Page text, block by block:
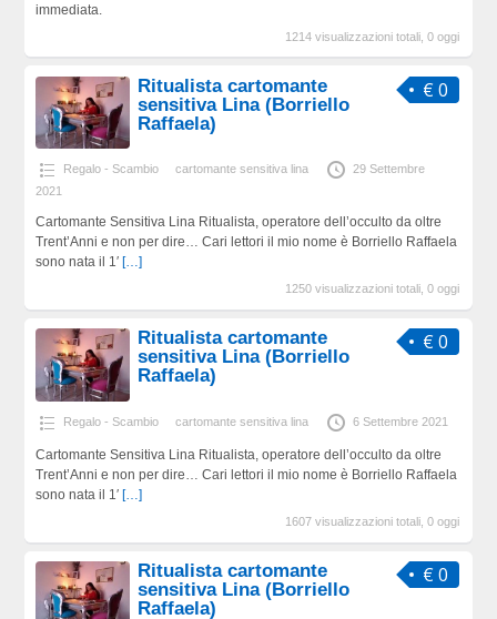
immediata.
1214 visualizzazioni totali, 0 oggi
€ 0
Ritualista cartomante
sensitiva Lina (Borriello
Raffaela)
Regalo - Scambio cartomante sensitiva lina
29 Settembre
2021
Cartomante Sensitiva Lina Ritualista, operatore dell’occulto da oltre
Trent’Anni e non per dire… Cari lettori il mio nome è Borriello Raffaela
sono nata il 1′ […]
1250 visualizzazioni totali, 0 oggi
€ 0
Ritualista cartomante
sensitiva Lina (Borriello
Raffaela)
Regalo - Scambio cartomante sensitiva lina 6 Settembre 2021
Cartomante Sensitiva Lina Ritualista, operatore dell’occulto da oltre
Trent’Anni e non per dire… Cari lettori il mio nome è Borriello Raffaela
sono nata il 1′ […]
1607 visualizzazioni totali, 0 oggi
€ 0
Ritualista cartomante
sensitiva Lina (Borriello
Raffaela)